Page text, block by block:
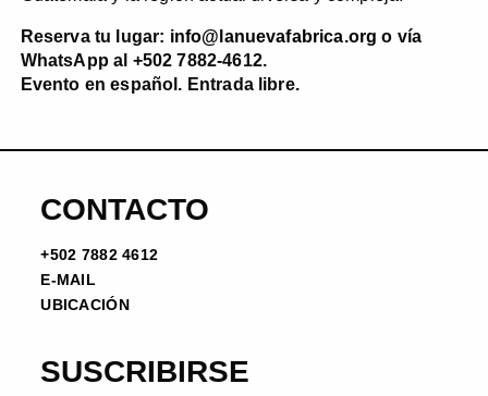
Reserva tu lugar: info@lanuevafabrica.org o vía
WhatsApp al +502 7882-4612.
Evento en español. Entrada libre.
CONTACTO
+502 7882 4612
E-MAIL
UBICACIÓN
SUSCRIBIRSE